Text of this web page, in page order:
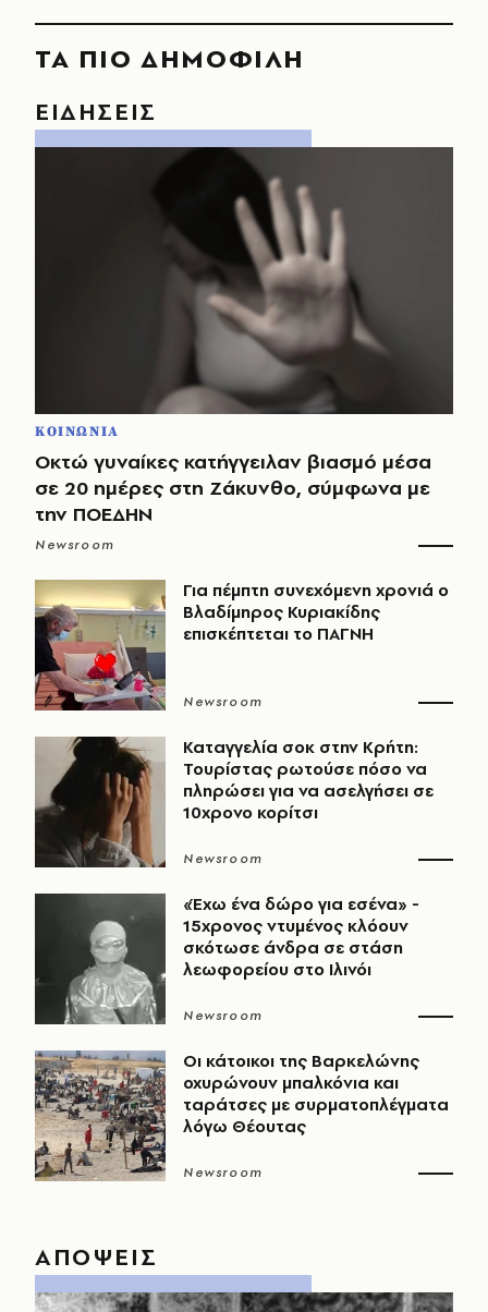
ΤΑ ΠΙΟ ΔΗΜΟΦΙΛΗ
ΕΙΔΗΣΕΙΣ
ΚΟΙΝΩΝΙΑ
Οκτώ γυναίκες κατήγγειλαν βιασμό μέσα
σε 20 ημέρες στη Ζάκυνθο, σύμφωνα με
την ΠΟΕΔΗΝ
Newsroom
Για πέμπτη συνεχόμενη χρονιά ο
Βλαδίμηρος Κυριακίδης
επισκέπτεται το ΠΑΓΝΗ
Newsroom
Καταγγελία σοκ στην Κρήτη:
Τουρίστας ρωτούσε πόσο να
πληρώσει για να ασελγήσει σε
10χρονο κορίτσι
Newsroom
«Έχω ένα δώρο για εσένα» -
15χρονος ντυμένος κλόουν
σκότωσε άνδρα σε στάση
λεωφορείου στο Ιλινόι
Newsroom
Οι κάτοικοι της Βαρκελώνης
οχυρώνουν μπαλκόνια και
ταράτσες με συρματοπλέγματα
λόγω Θέουτας
Newsroom
ΑΠΟΨΕΙΣ